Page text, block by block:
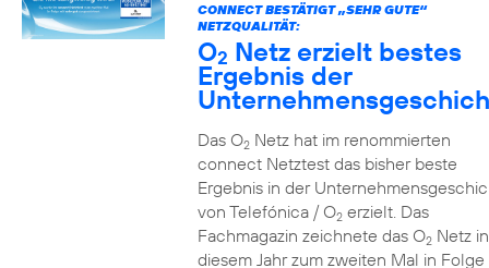
CONNECT BESTÄTIGT „SEHR GUTE“
NETZQUALITÄT:
O2 Netz erzielt bestes
Ergebnis der
Das O2Netz hat im renommierten
connect Netztest das bisher beste
Ergebnis in der
von Telefónica / O2erzielt. Das
Fachmagazin zeichnete das O2Netz in
diesem Jahr zum zweiten Mal in Folge